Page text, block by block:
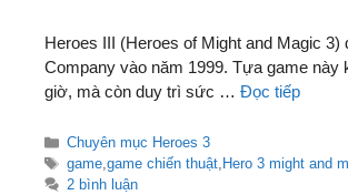
Heroes III (Heroes of Might and Magic
Company vào năm 1999. Tựa game
giờ, mà còn duy trì sức … Đọc tiếp
Danh
mục
Chuyên mục Heroes 3
Thẻ
game,game chiến thuật, Hero 3 might and
2 bình luận